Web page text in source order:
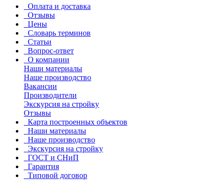
Оплата и доставка
Отзывы
Цены
Словарь терминов
Статьи
Вопрос-ответ
О компании
Наши материалы
Наше производство
Вакансии
Производители
Экскурсия на стройку
Отзывы
Карта построенных объектов
Наши материалы
Наше производство
Экскурсия на стройку
ГОСТ и СНиП
Гарантия
Типовой договор